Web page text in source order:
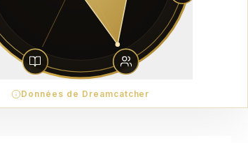
Données de Dreamcatcher